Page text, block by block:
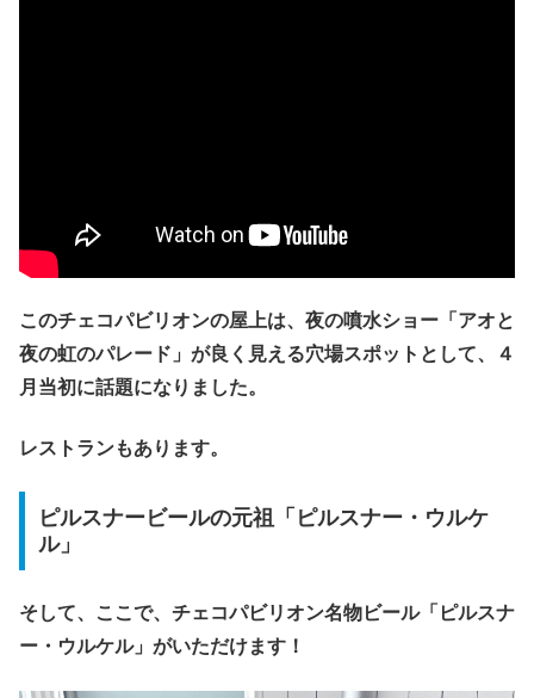
このチェコパビリオンの屋上は、夜の噴水ショー「 アオと
夜の虹のパレード 」が良く見える穴場スポットとして、４
月当初に話題になりました。
レストランもあります。
ピルスナービールの元祖「ピルスナー・ウルケ
ル」
そして、ここで、チェコパビリオン名物ビール「ピルスナ
ー・ウルケル」がいただけます！